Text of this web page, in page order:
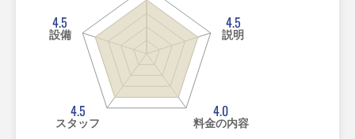
4.5
説明
4.0
料金の内容
4.5
スタッフ
4.5
設備